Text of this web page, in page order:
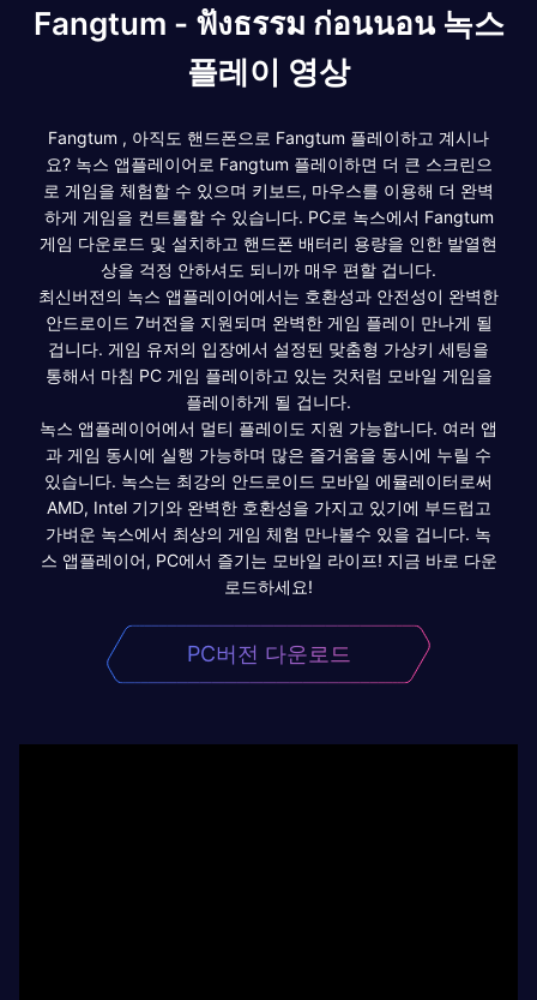
Fangtum - ฟังธรรม ก่อนนอน 녹스
플레이 영상
Fangtum , 아직도 핸드폰으로 Fangtum 플레이하고 계시나
요? 녹스 앱플레이어로 Fangtum 플레이하면 더 큰 스크린으
로 게임을 체험할 수 있으며 키보드, 마우스를 이용해 더 완벽
하게 게임을 컨트롤할 수 있습니다. PC로 녹스에서 Fangtum
게임 다운로드 및 설치하고 핸드폰 배터리 용량을 인한 발열현
상을 걱정 안하셔도 되니까 매우 편할 겁니다.
최신버전의 녹스 앱플레이어에서는 호환성과 안전성이 완벽한
안드로이드 7버전을 지원되며 완벽한 게임 플레이 만나게 될
겁니다. 게임 유저의 입장에서 설정된 맞춤형 가상키 세팅을
통해서 마침 PC 게임 플레이하고 있는 것처럼 모바일 게임을
플레이하게 될 겁니다.
녹스 앱플레이어에서 멀티 플레이도 지원 가능합니다. 여러 앱
과 게임 동시에 실행 가능하며 많은 즐거움을 동시에 누릴 수
있습니다. 녹스는 최강의 안드로이드 모바일 에뮬레이터로써
AMD, Intel 기기와 완벽한 호환성을 가지고 있기에 부드럽고
가벼운 녹스에서 최상의 게임 체험 만나볼수 있을 겁니다. 녹
스 앱플레이어, PC에서 즐기는 모바일 라이프! 지금 바로 다운
로드하세요!
PC버전 다운로드